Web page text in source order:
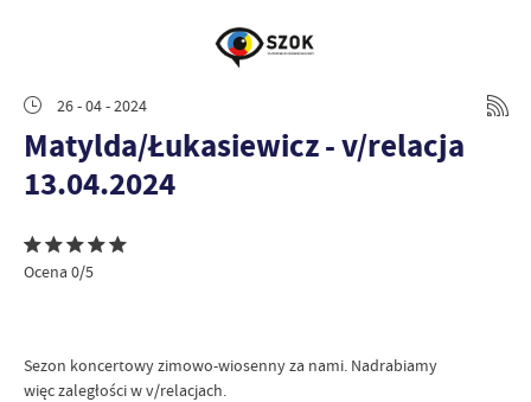
26 - 04 - 2024
Matylda/Łukasiewicz - v/relacja
13.04.2024
Ocena 0/5
Sezon koncertowy zimowo-wiosenny za nami. Nadrabiamy
więc zaległości w v/relacjach.